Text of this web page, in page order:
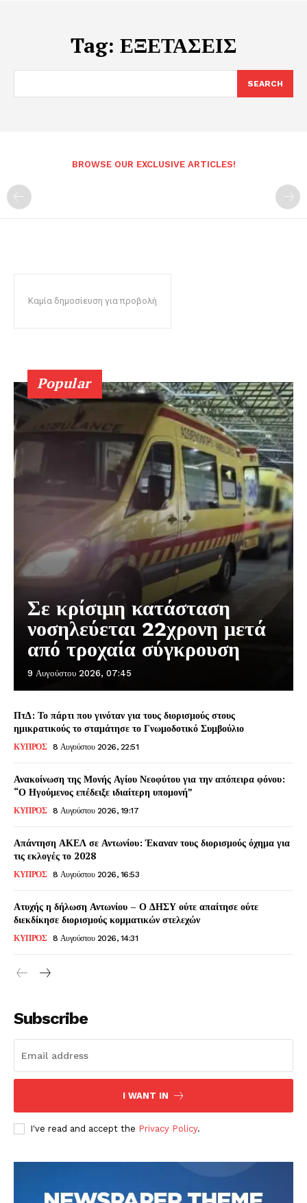
Tag: ΕΞΕΤΑΣΕΙΣ
SEARCH
BROWSE OUR EXCLUSIVE ARTICLES!
Καμία δημοσίευση για προβολή
Popular
Σε κρίσιμη κατάσταση
νοσηλεύεται 22χρονη μετά
από τροχαία σύγκρουση
9 Αυγούστου 2026, 07:45
ΠτΔ: Το πάρτι που γινόταν για τους διορισμούς στους
ημικρατικούς το σταμάτησε το Γνωμοδοτικό Συμβούλιο
ΚΥΠΡΟΣ 8 Αυγούστου 2026, 22:51
Ανακοίνωση της Μονής Αγίου Νεοφύτου για την απόπειρα φόνου:
“Ο Ηγούμενος επέδειξε ιδιαίτερη υπομονή”
ΚΥΠΡΟΣ 8 Αυγούστου 2026, 19:17
Απάντηση ΑΚΕΛ σε Αντωνίου: Έκαναν τους διορισμούς όχημα για
τις εκλογές το 2028
ΚΥΠΡΟΣ 8 Αυγούστου 2026, 16:53
Ατυχής η δήλωση Αντωνίου – Ο ΔΗΣΥ ούτε απαίτησε ούτε
διεκδίκησε διορισμούς κομματικών στελεχών
ΚΥΠΡΟΣ 8 Αυγούστου 2026, 14:31
Subscribe
I WANT IN
I've read and accept the Privacy Policy.